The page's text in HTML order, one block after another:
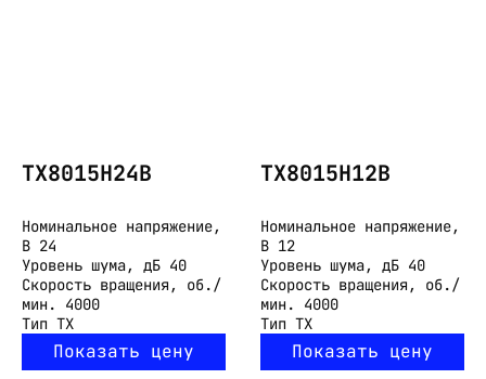
TX8015H24B
Номинальное напряжение,
В 24
Уровень шума, дБ 40
Скорость вращения, об./
мин.
4000
Тип TX
Показать цену
TX8015H12B
Номинальное напряжение,
В 12
Уровень шума, дБ 40
Скорость вращения, об./
мин.
4000
Тип TX
Показать цену